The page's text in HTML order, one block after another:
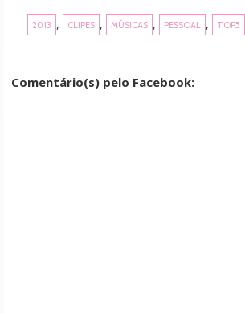
2013 , CLIPES , MÚSICAS , PESSOAL , TOP5
Comentário(s) pelo Facebook: